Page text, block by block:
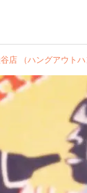
店 （ハングアウトハ